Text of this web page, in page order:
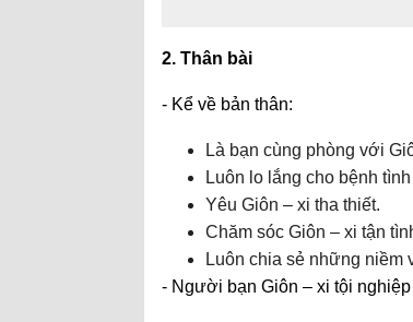
2. Thân bài
- Kể về bản thân:
Là bạn cùng phòng với
Luôn lo lắng cho bệnh
Yêu Giôn – xi tha thiết.
Chăm sóc Giôn – xi tận
Luôn chia sẻ những niềm
- Người bạn Giôn – xi tội nghiệp